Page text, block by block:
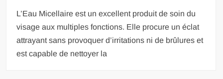
L’Eau Micellaire est un excellent produit de soin du
visage aux multiples fonctions. Elle procure un éclat
attrayant sans provoquer d’irritations ni de brûlures et
est capable de nettoyer la